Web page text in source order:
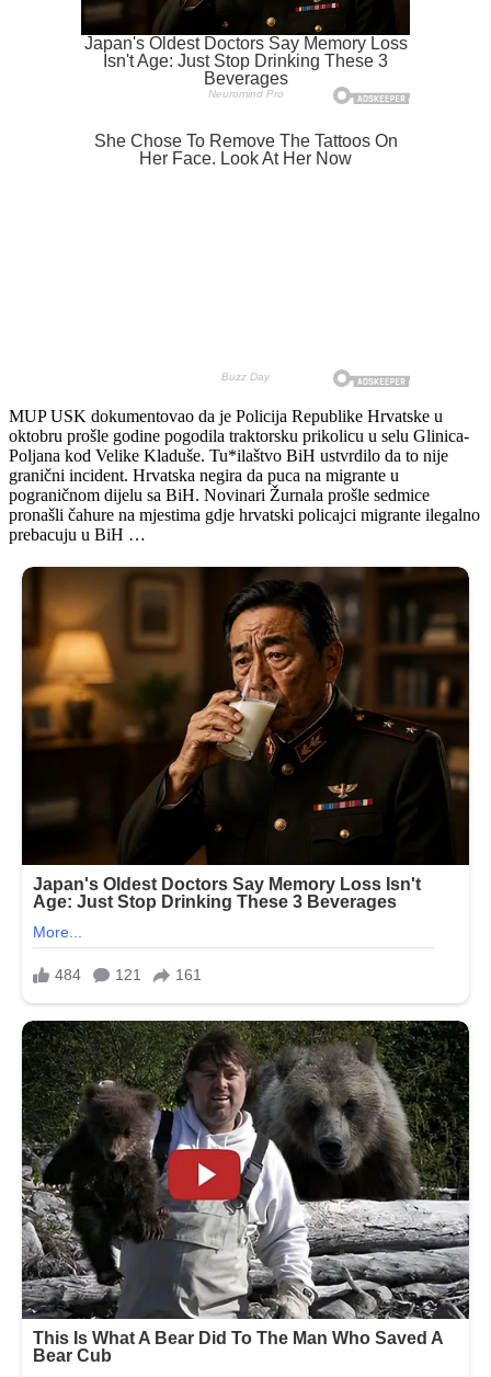
MUP USK dokumentovao da je Policija Republike Hrvatske u
oktobru prošle godine pogodila traktorsku prikolicu u selu Glinica-
Poljana kod Velike Kladuše. Tu*ilaštvo BiH ustvrdilo da to nije
granični incident. Hrvatska negira da puca na migrante u
pograničnom dijelu sa BiH. Novinari Žurnala prošle sedmice
pronašli čahure na mjestima gdje hrvatski policajci migrante ilegalno
prebacuju u BiH …